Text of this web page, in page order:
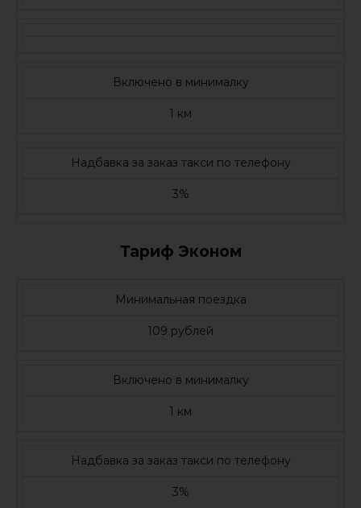
Включено в минималку
1 км
Надбавка за заказ такси по телефону
3%
Тариф Эконом
Минимальная поездка
109 рублей
Включено в минималку
1 км
Надбавка за заказ такси по телефону
3%